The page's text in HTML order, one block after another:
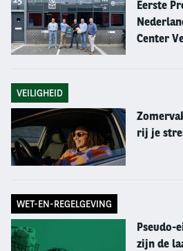
nieuwe bestelwagen met
koeling, op- en ombouwen,
Kayleigh
Bedrijfswagens en ben hier
werkzaam. Mijn
beheer hebben en adviseren
bedrijfswagenklanten.
Bij elk van deze klanten
onderhoud/reparatie,
vervoer. Elke dag voldoende te
Eerste
Center
VEILIGHEID
rij je
WET-EN-REGELGEVING
Pseudo-
zijn de